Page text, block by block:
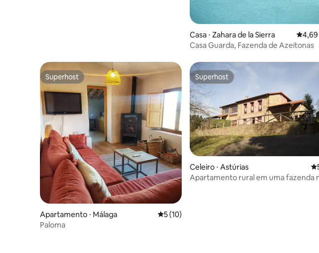
Casa ⋅ Zahara de la Sierra 4,694,69
Casa Guarda, Fazenda de Azeitonas
Superhost
Superhost
Apartamento ⋅ Málaga 5 de uma avaliação média de 5, 10 avaliações
5 (10)
Paloma
Superhost
Superhost
Celeiro ⋅ Astúrias 5
Apartamento rural em uma fazenda